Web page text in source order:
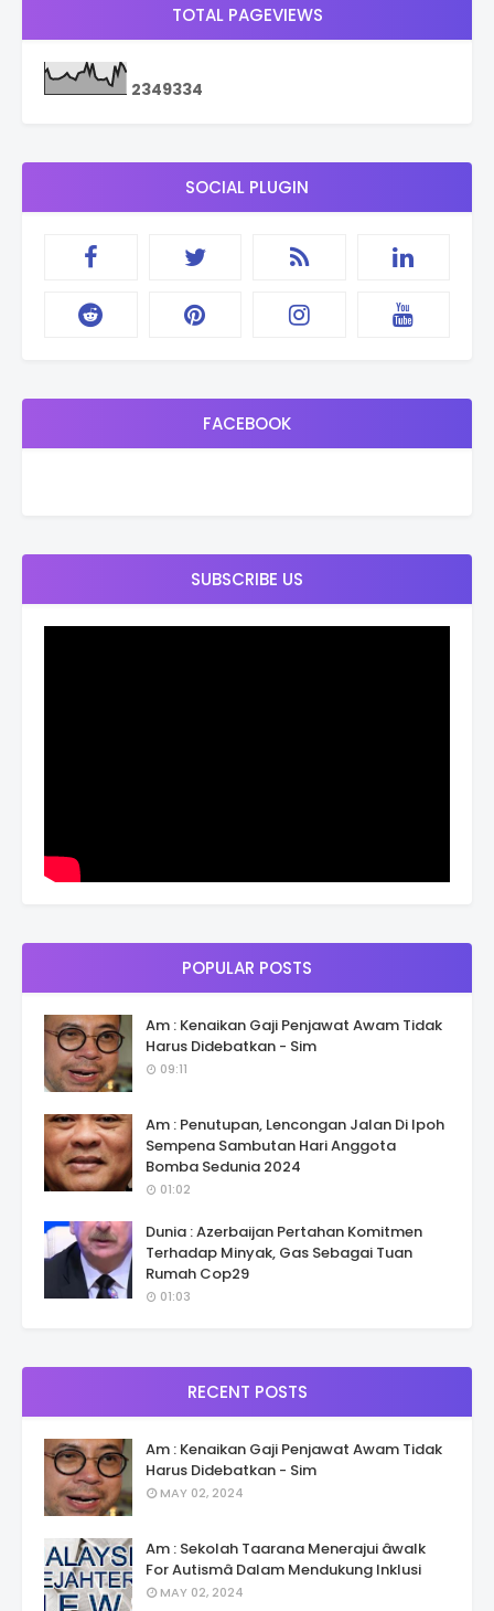
TOTAL PAGEVIEWS
2349334
SOCIAL PLUGIN
FACEBOOK
SUBSCRIBE US
POPULAR POSTS
Am : Kenaikan Gaji Penjawat Awam Tidak
Harus Didebatkan - Sim
09:11
Am : Penutupan, Lencongan Jalan Di Ipoh
Sempena Sambutan Hari Anggota
Bomba Sedunia 2024
01:02
Dunia : Azerbaijan Pertahan Komitmen
Terhadap Minyak, Gas Sebagai Tuan
Rumah Cop29
01:03
RECENT POSTS
Am : Kenaikan Gaji Penjawat Awam Tidak
Harus Didebatkan - Sim
MAY 02, 2024
Am : Sekolah Taarana Menerajui âwalk
For Autismâ Dalam Mendukung Inklusi
MAY 02, 2024